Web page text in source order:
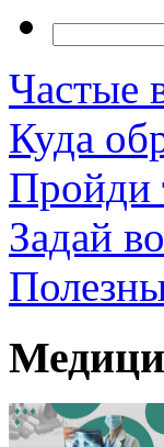
Частые
Куда
Пройди
Задай